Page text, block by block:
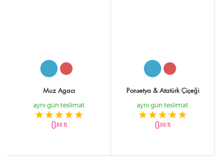
Muz Agacı
aynı gün teslimat
0,00 TL
Ponsetya & Atatürk Çiçeği
aynı gün teslimat
0,00 TL